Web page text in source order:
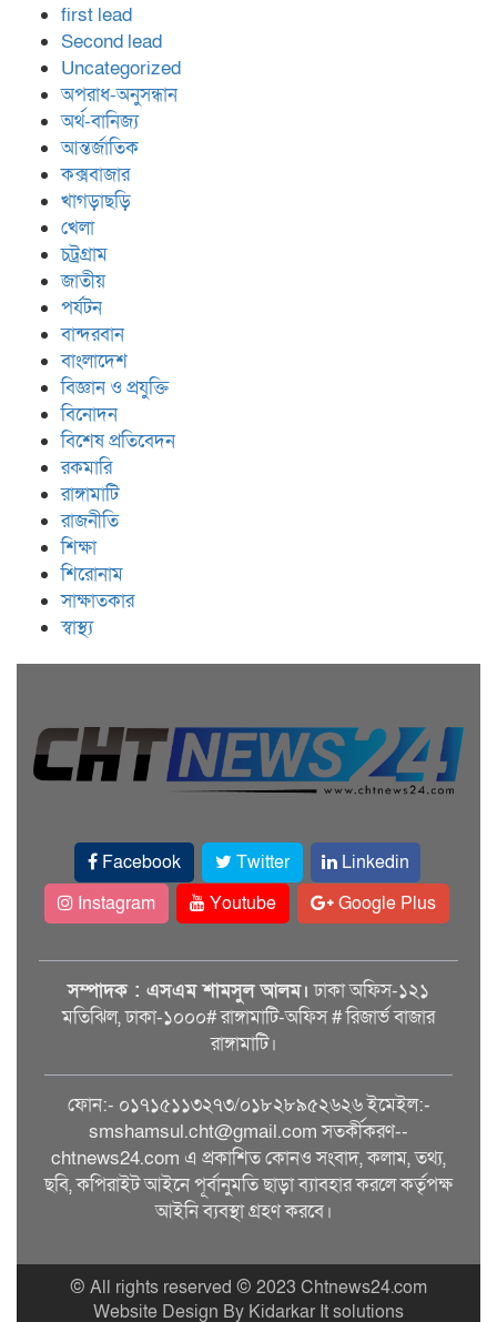
first lead
Second lead
Uncategorized
অপরাধ-অনুসন্ধান
অর্থ-বানিজ্য
আন্তর্জাতিক
কক্সবাজার
খাগড়াছড়ি
খেলা
চট্রগ্রাম
জাতীয়
পর্যটন
বান্দরবান
বাংলাদেশ
বিজ্ঞান ও প্রযুক্তি
বিনোদন
বিশেষ প্রতিবেদন
রকমারি
রাঙ্গামাটি
রাজনীতি
শিক্ষা
শিরোনাম
সাক্ষাতকার
স্বাস্থ্য
Facebook Twitter
Linkedin
Instagram
Youtube Google Plus
সম্পাদক : এসএম শামসুল আলম। ঢাকা অফিস-১২১
মতিঝিল, ঢাকা-১০০০# রাঙ্গামাটি-অফিস # রিজার্ভ বাজার
রাঙ্গামাটি।
ফোন:- ০১৭১৫১১৩২৭৩/০১৮২৮৯৫২৬২৬ ইমেইল:-
smshamsul.cht@gmail.com সতর্কীকরণ--
chtnews24.com এ প্রকাশিত কোনও সংবাদ, কলাম, তথ্য,
ছবি, কপিরাইট আইনে পূর্বানুমতি ছাড়া ব্যাবহার করলে কর্তৃপক্ষ
আইনি ব্যবস্থা গ্রহণ করবে।
© All rights reserved © 2023 Chtnews24.com
Website Design By Kidarkar It solutions